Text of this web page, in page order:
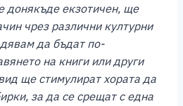
донякъде екзотичен, ще
чрез различни културни
да бъдат по-
на книги или други
ще стимулират хората да
за да се срещат с една